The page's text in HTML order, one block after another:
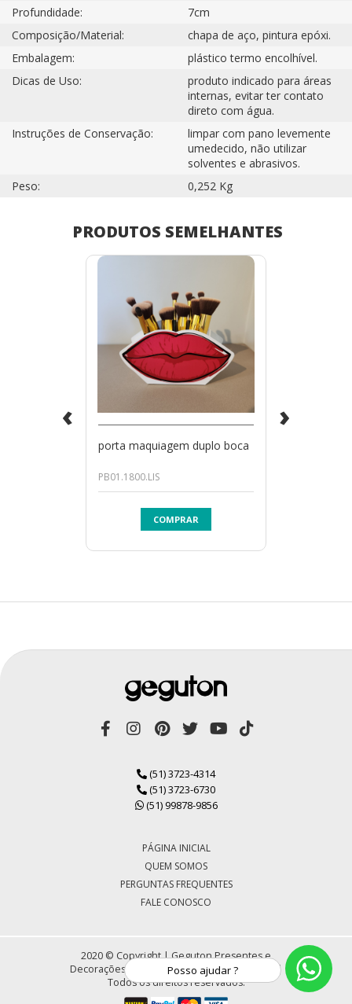
Profundidade:
7cm
Composição/Material:
chapa de aço, pintura epóxi.
Embalagem:
plástico termo encolhível.
Dicas de Uso:
produto indicado para áreas
internas, evitar ter contato
direto com água.
Instruções de Conservação:
limpar com pano levemente
umedecido, não utilizar
solventes e abrasivos.
Peso:
0,252 Kg
PRODUTOS SEMELHANTES
porta maquiagem duplo boca
PB01.1800.LIS
COMPRAR
‹ ›
(51) 3723-4314
(51) 3723-6730
(51) 99878-9856
PÁGINA INICIAL
QUEM SOMOS
PERGUNTAS FREQUENTES
FALE CONOSCO
2020 © Copyright | Geguton Presentes e
Decorações LTDA | CNPJ 72.430.184/0001-30 |
Todos os direitos reservados.
Posso ajudar ?